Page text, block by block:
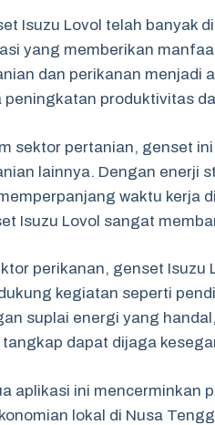
Isuzu Lovol telah banyak
yang memberikan
dan perikanan menjadi
peningkatan produktivitas
sektor pertanian, genset
lainnya. Dengan enerji
waktu kerja
Isuzu Lovol sangat
perikanan, genset Isuzu
kegiatan seperti
suplai energi yang
tangkap dapat dijaga
aplikasi ini mencerminkan
lokal di Nusa